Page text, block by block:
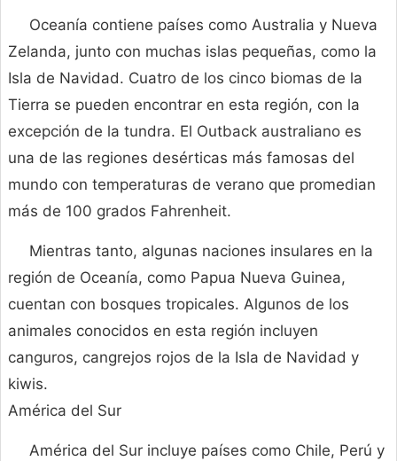
Oceanía contiene países como Australia y Nueva
Zelanda, junto con muchas islas pequeñas, como la
Isla de Navidad. Cuatro de los cinco biomas de la
Tierra se pueden encontrar en esta región, con la
excepción de la tundra. El Outback australiano es
una de las regiones desérticas más famosas del
mundo con temperaturas de verano que promedian
más de 100 grados Fahrenheit.
Mientras tanto, algunas naciones insulares en la
región de Oceanía, como Papua Nueva Guinea,
cuentan con bosques tropicales. Algunos de los
animales conocidos en esta región incluyen
canguros, cangrejos rojos de la Isla de Navidad y
kiwis.
América del Sur
América del Sur incluye países como Chile, Perú y